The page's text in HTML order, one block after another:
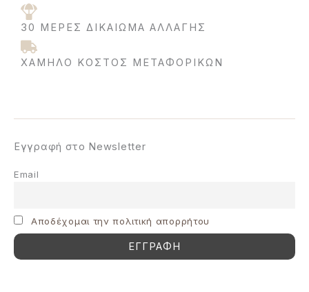
30 ΜΈΡΕΣ ΔΙΚΑΊΩΜΑ ΑΛΛΑΓΉΣ
ΧΑΜΗΛΌ ΚΌΣΤΟΣ ΜΕΤΑΦΟΡΙΚΩΝ
Εγγραφή στο Newsletter
Email
Aποδέχομαι την πολιτική απορρήτου